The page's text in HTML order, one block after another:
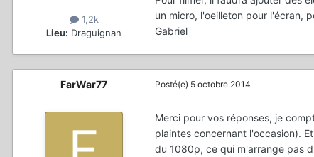
1,2k
Lieu: Draguignan
un micro, l'oeilleton pour l'écran,
Gabriel
FarWar77 Posté(e) 5 octobre 2014
Merci pour vos réponses, je
plaintes concernant l'occasion).
du 1080p, ce qui m'arrange pas